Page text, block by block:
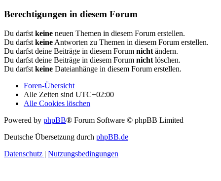
Berechtigungen in diesem Forum
Du darfst keine neuen Themen in diesem Forum erstellen.
Du darfst keine Antworten zu Themen in diesem Forum erstellen.
Du darfst deine Beiträge in diesem Forum nicht ändern.
Du darfst deine Beiträge in diesem Forum nicht löschen.
Du darfst keine Dateianhänge in diesem Forum erstellen.
Foren-Übersicht
Alle Zeiten sind UTC+02:00
Alle Cookies löschen
Powered by phpBB® Forum Software © phpBB Limited
Deutsche Übersetzung durch phpBB.de
Datenschutz | Nutzungsbedingungen